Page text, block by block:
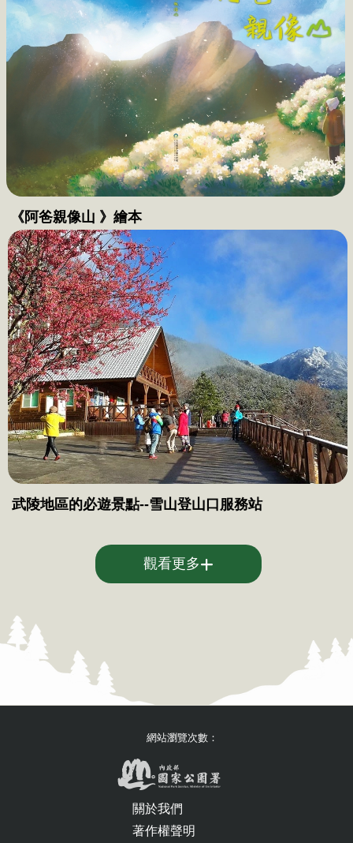
有最高機率可以救援成功。如何避免登山迷途?迷
途時又該採取哪些方法自救呢？本期專訪雪霸
處、太管處、玉管處第一線的專業人員，從登山
行前準備、登山過程及遇到迷途時如何自處等3個
面向，提供登山迷途自保的要訣。
一、行前準備
行前自主訓練不可少
工欲善其事，必先利其器，行前準備越周全，越
能夠降低風險，圓滿完成登山旅程。首先，大家
要清楚認知，登山是一項需循序漸進的休閒活
動，雪霸處遊憩服務課胡景程先生建議新手入門
最好的方式，就是從小山著手，並找尋一位具有
豐富登山經驗且相互信任的夥伴帶領入門。
民眾也可以參考國家公園的步道分級表，選擇適
到駕輕就熟之後，再進一步進行負重(約6~7公斤)
練習，負重登高的肌群與平時跑步肌肉不同，需
太管處搜救志工張國威先生也建議民眾若平時上
課、上班不方便到郊山練習，也可以在家多爬樓
以培養良好的身體素質。此外，在郊山練習還有
一個好處，預先參考山友登山紀錄與心得，事先
了解此趟行程的爬升高度與總距離，作為自我評
《阿爸親像山 》繪本
武陵地區的必遊景點--雪山登山口服務站
觀看更多
網站瀏覽次數：
關於我們
著作權聲明